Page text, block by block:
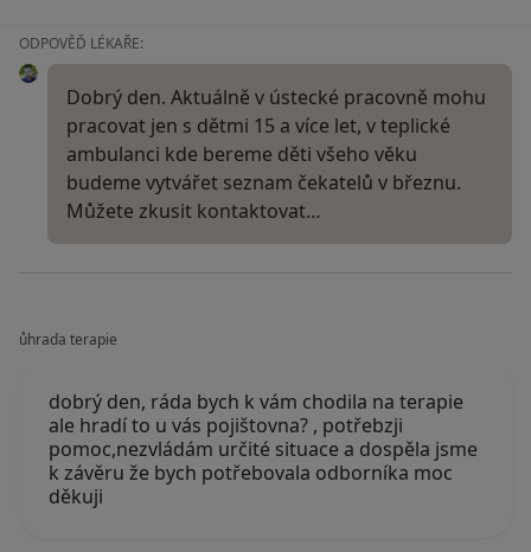
ODPOVĚĎ LÉKAŘE:
Dobrý den. Aktuálně v ústecké pracovně mohu
pracovat jen s dětmi 15 a více let, v teplické
ambulanci kde bereme děti všeho věku
budeme vytvářet seznam čekatelů v březnu.
Můžete zkusit kontaktovat…
ůhrada terapie
dobrý den, ráda bych k vám chodila na terapie
ale hradí to u vás pojištovna? , potřebzji
pomoc,nezvládám určité situace a dospěla jsme
k závěru že bych potřebovala odborníka moc
děkuji